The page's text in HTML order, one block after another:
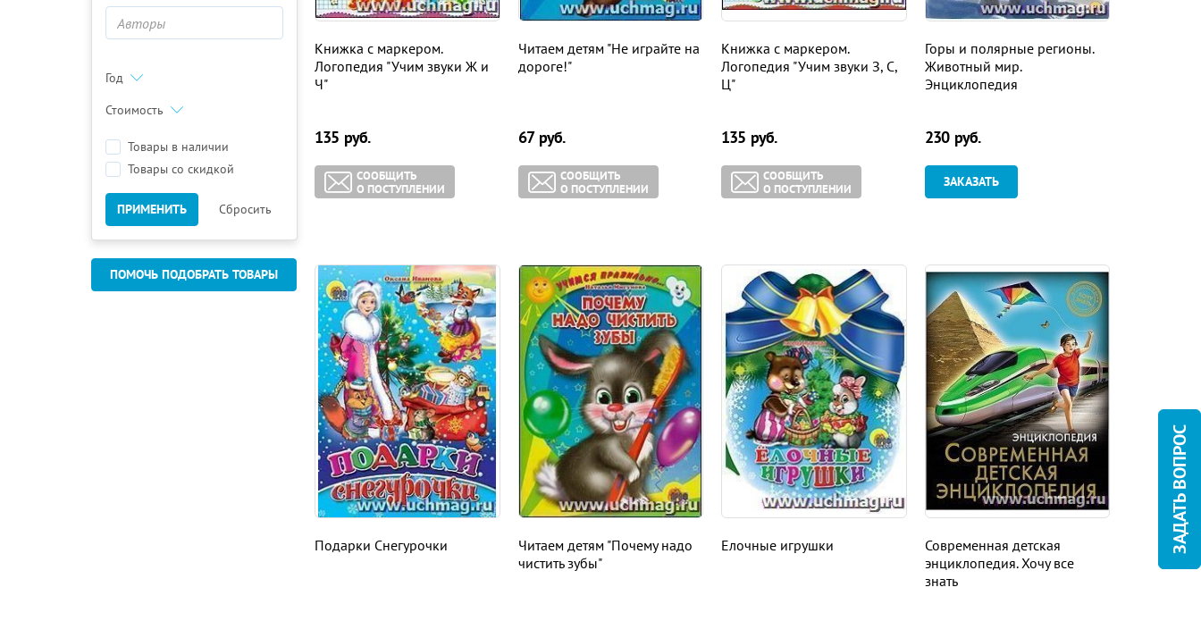
Год
Стоимость
Товары в наличии
Товары со скидкой
ПРИМЕНИТЬ Сбросить
ПОМОЧЬ ПОДОБРАТЬ ТОВАРЫ
Книжка с маркером.
Логопедия "Учим звуки Ж и
Ч"
135 руб.
СООБЩИТЬ
О ПОСТУПЛЕНИИ
Читаем детям "Не играйте на
дороге!"
67руб.
СООБЩИТЬ
О ПОСТУПЛЕНИИ
Книжка с маркером.
Логопедия "Учим звуки З, С,
Ц"
135 руб.
СООБЩИТЬ
О ПОСТУПЛЕНИИ
Горы и полярные регионы.
Животный мир.
Энциклопедия
230руб.
ЗАКАЗАТЬ
Подарки Снегурочки
Читаем детям "Почему надо
чистить зубы"
Елочные игрушки
Современная детская
энциклопедия. Хочу все
знать
ЗАДАТЬ ВОПРОС